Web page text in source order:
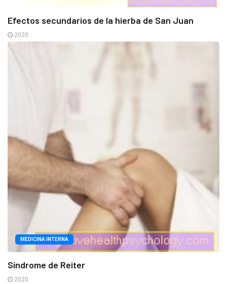
Efectos secundarios de la hierba de San Juan
2020
MEDICINA INTERNA
Síndrome de Reiter
2020